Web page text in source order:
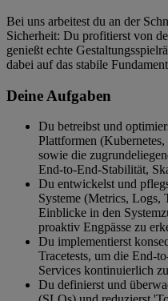
Bei uns arbeitest du an der
Sicherheit: Du profitierst von
genießt echte
dabei auf das stabile
Deine Aufgaben
Du betreibst und
Plattformen
sowie die
End-to-End-Stabilität,
Du entwickelst und
Systeme (Metrics, Logs,
Einblicke in den
proaktiv Engpässe zu
Du implementierst
Tracetests, um die End-
Services kontinuierlich
Du definierst und